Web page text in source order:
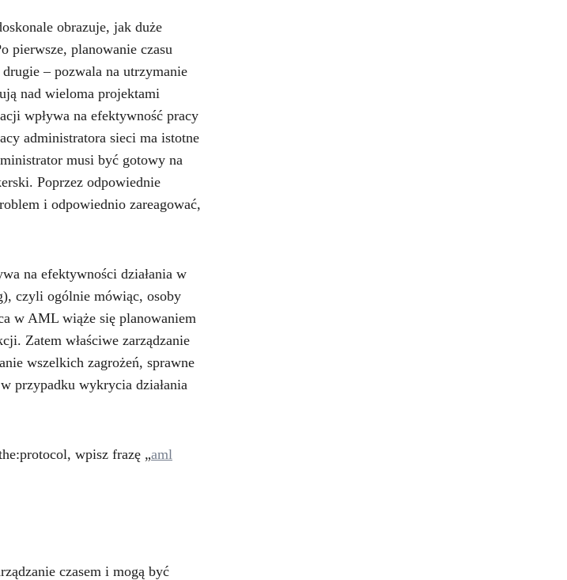
obrazuje, jak duże
pierwsze, planowanie czasu
– pozwala na utrzymanie
nad wieloma projektami
wpływa na efektywność pracy
administratora sieci ma istotne
musi być gotowy na
Poprzez odpowiednie
i odpowiednio zareagować,
na efektywności działania w
czyli ogólnie mówiąc, osoby
w AML wiąże się planowaniem
Zatem właściwe zarządzanie
wszelkich zagrożeń, sprawne
przypadku wykrycia działania
wpisz frazę „aml
czasem i mogą być